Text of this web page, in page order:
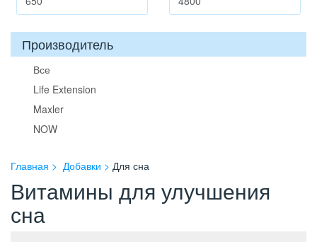
Производитель
Все
Life Extension
Maxler
NOW
Главная Добавки Для сна
Витамины для улучшения
сна